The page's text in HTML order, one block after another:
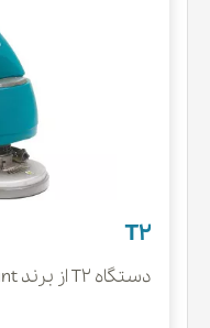
T2
دستگاه T2 از برند Tennant آمریکا می باشد.